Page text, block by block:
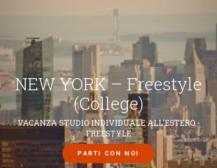
NEW YORK – Freestyle
(College)
VACANZA STUDIO INDIVIDUALE ALL'ESTERO -
FREESTYLE
PARTI CON NOI